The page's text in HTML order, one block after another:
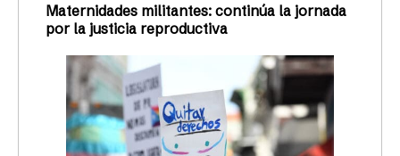
Maternidades militantes: continúa la jornada
por la justicia reproductiva